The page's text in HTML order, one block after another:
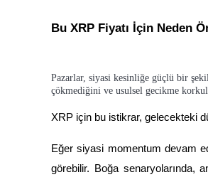
Ticaret stratejileri
Nasıl kârlı kalabileceğinizi öğrenin
Bu XRP Fiyatı İçin Neden
Pazarlar, siyasi kesinliğe güçlü bir
çökmediğini ve usulsel gecikme
XRP için bu istikrar, gelecekteki
Eğer siyasi momentum devam
görebilir. Boğa senaryolarında,